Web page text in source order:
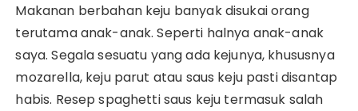
Makanan berbahan keju banyak disukai orang
terutama anak-anak. Seperti halnya anak-anak
saya. Segala sesuatu yang ada kejunya, khususnya
mozarella, keju parut atau saus keju pasti disantap
habis. Resep spaghetti saus keju termasuk salah